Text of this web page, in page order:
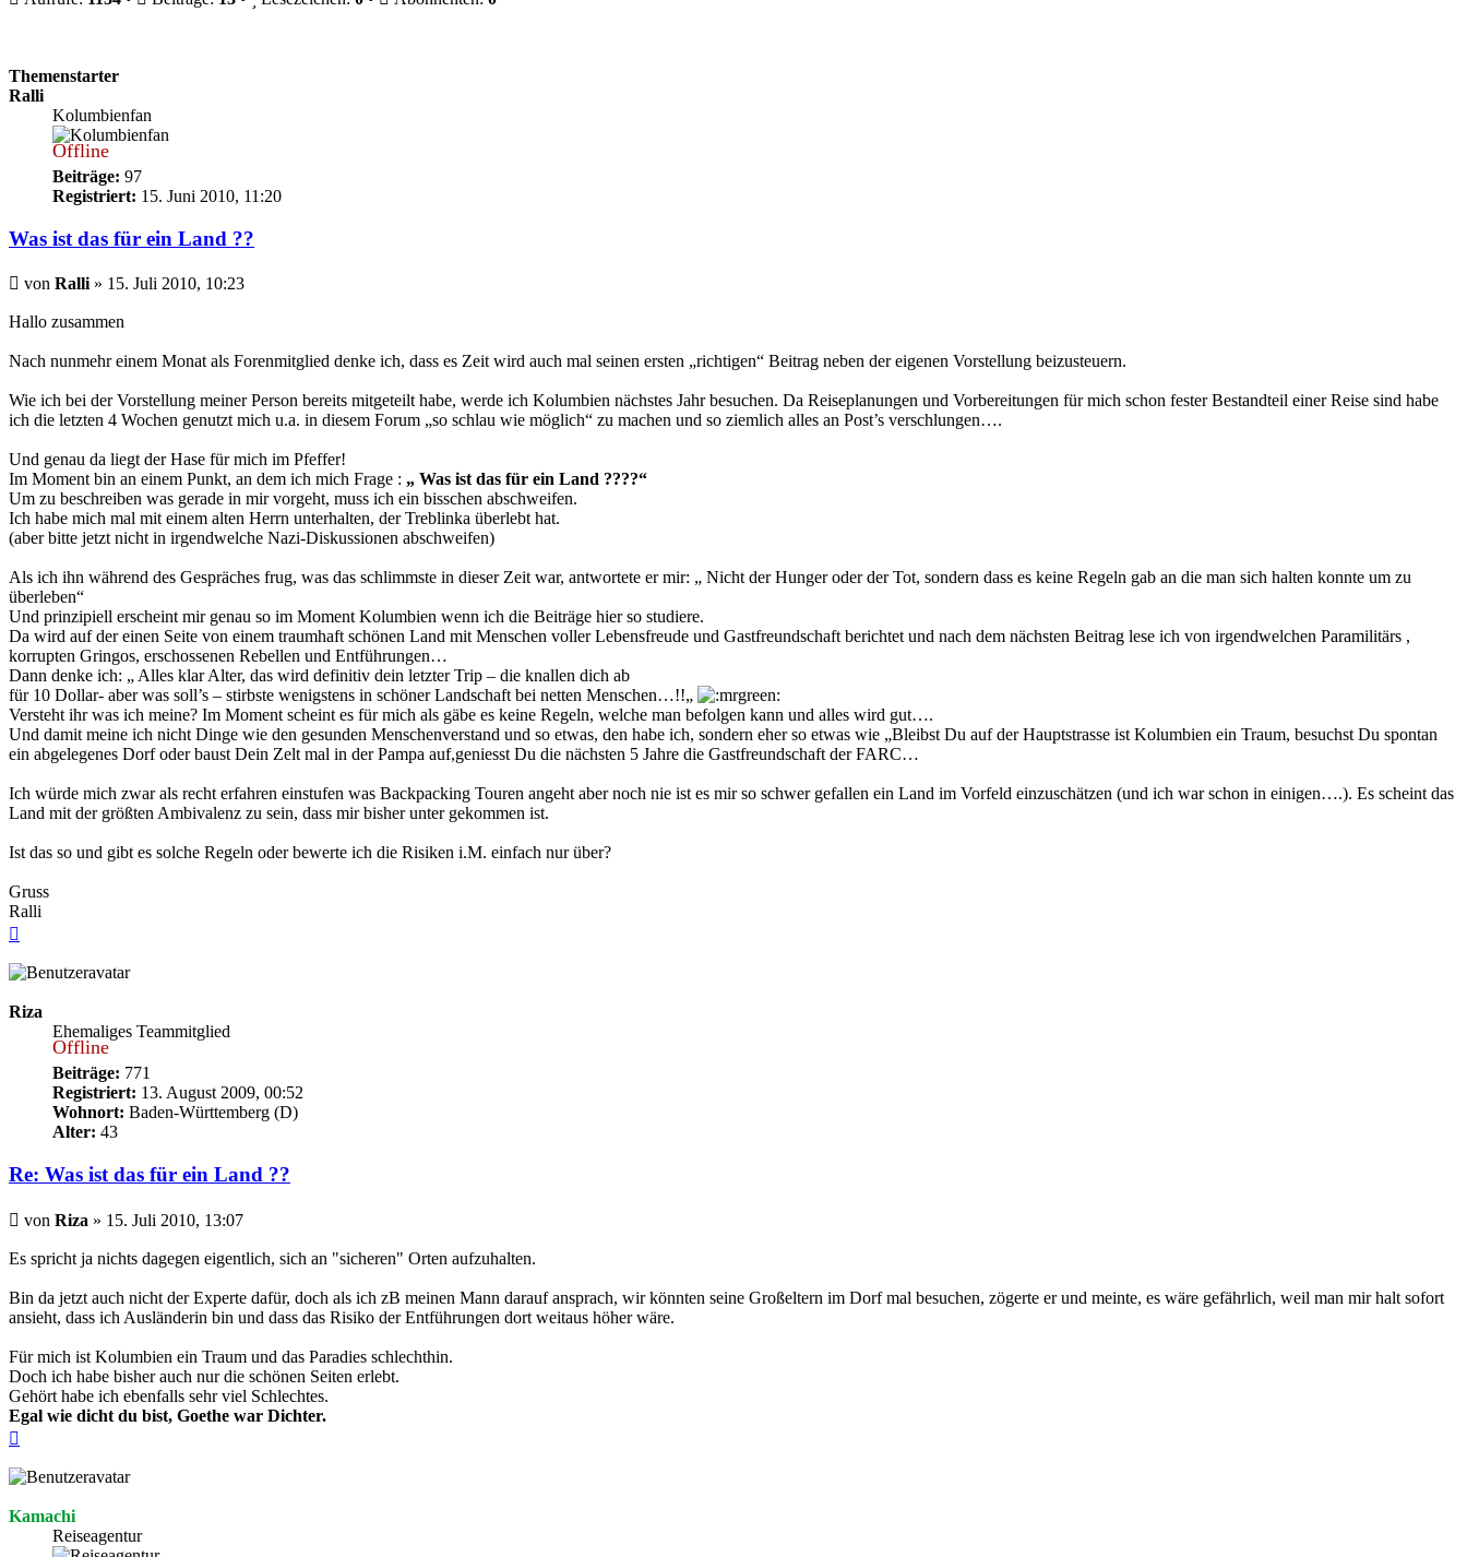
Themenstarter
Ralli
Kolumbienfan
Offline
Beiträge: 97
Registriert: 15. Juni 2010, 11:20
Was ist das für ein Land ??
Beitrag
von Ralli » 15. Juli 2010, 10:23
Hallo zusammen
Nach nunmehr einem Monat als Forenmitglied denke ich, dass es Zeit wird auch mal seinen ersten „richtigen“ Beitrag neben der eigenen Vorstellung beizusteuern.
Wie ich bei der Vorstellung meiner Person bereits mitgeteilt habe, werde ich Kolumbien nächstes Jahr besuchen. Da Reiseplanungen und Vorbereitungen für mich schon fester Bestandteil einer Reise sind habe
ich die letzten 4 Wochen genutzt mich u.a. in diesem Forum „so schlau wie möglich“ zu machen und so ziemlich alles an Post’s verschlungen….
Und genau da liegt der Hase für mich im Pfeffer!
Im Moment bin an einem Punkt, an dem ich mich Frage : „ Was ist das für ein Land ????“
Um zu beschreiben was gerade in mir vorgeht, muss ich ein bisschen abschweifen.
Ich habe mich mal mit einem alten Herrn unterhalten, der Treblinka überlebt hat.
(aber bitte jetzt nicht in irgendwelche Nazi-Diskussionen abschweifen)
Als ich ihn während des Gespräches frug, was das schlimmste in dieser Zeit war, antwortete er mir: „ Nicht der Hunger oder der Tot, sondern dass es keine Regeln gab an die man sich halten konnte um zu
überleben“
Und prinzipiell erscheint mir genau so im Moment Kolumbien wenn ich die Beiträge hier so studiere.
Da wird auf der einen Seite von einem traumhaft schönen Land mit Menschen voller Lebensfreude und Gastfreundschaft berichtet und nach dem nächsten Beitrag lese ich von irgendwelchen Paramilitärs ,
korrupten Gringos, erschossenen Rebellen und Entführungen…
Dann denke ich: „ Alles klar Alter, das wird definitiv dein letzter Trip – die knallen dich ab
für 10 Dollar- aber was soll’s – stirbste wenigstens in schöner Landschaft bei netten Menschen…!!„
Versteht ihr was ich meine? Im Moment scheint es für mich als gäbe es keine Regeln, welche man befolgen kann und alles wird gut….
Und damit meine ich nicht Dinge wie den gesunden Menschenverstand und so etwas, den habe ich, sondern eher so etwas wie „Bleibst Du auf der Hauptstrasse ist Kolumbien ein Traum, besuchst Du spontan
ein abgelegenes Dorf oder baust Dein Zelt mal in der Pampa auf,geniesst Du die nächsten 5 Jahre die Gastfreundschaft der FARC…
Ich würde mich zwar als recht erfahren einstufen was Backpacking Touren angeht aber noch nie ist es mir so schwer gefallen ein Land im Vorfeld einzuschätzen (und ich war schon in einigen….). Es scheint das
Land mit der größten Ambivalenz zu sein, dass mir bisher unter gekommen ist.
Ist das so und gibt es solche Regeln oder bewerte ich die Risiken i.M. einfach nur über?
Gruss
Ralli
Riza
Ehemaliges Teammitglied
Offline
Beiträge: 771
Registriert: 13. August 2009, 00:52
Wohnort: Baden-Württemberg (D)
Alter: 43
Re: Was ist das für ein Land ??
Beitrag
von Riza » 15. Juli 2010, 13:07
Es spricht ja nichts dagegen eigentlich, sich an "sicheren" Orten aufzuhalten.
Bin da jetzt auch nicht der Experte dafür, doch als ich zB meinen Mann darauf ansprach, wir könnten seine Großeltern im Dorf mal besuchen, zögerte er und meinte, es wäre gefährlich, weil man mir halt sofort
ansieht, dass ich Ausländerin bin und dass das Risiko der Entführungen dort weitaus höher wäre.
Für mich ist Kolumbien ein Traum und das Paradies schlechthin.
Doch ich habe bisher auch nur die schönen Seiten erlebt.
Gehört habe ich ebenfalls sehr viel Schlechtes.
Egal wie dicht du bist, Goethe war Dichter.
Kamachi
Reiseagentur